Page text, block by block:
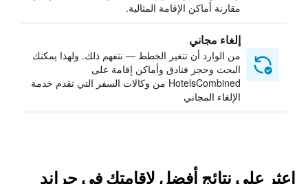
مقارنة أماكن الإقامة المثالية.
إلغاء مجاني
من الوارد أن تتغير الخطط — نتفهم ذلك. ولهذا يمكنك
البحث وحجز فنادق وأماكن إقامة على
HotelsCombined من وكالات السفر التي تقدم خدمة
الإلغاء المجاني
اعثر على نتائج أفضل لإقامتك في جراند